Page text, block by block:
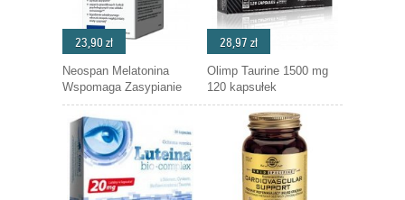
23,90 zł
Neospan Melatonina
Wspomaga Zasypianie
28,97 zł
Olimp Taurine 1500 mg
120 kapsułek